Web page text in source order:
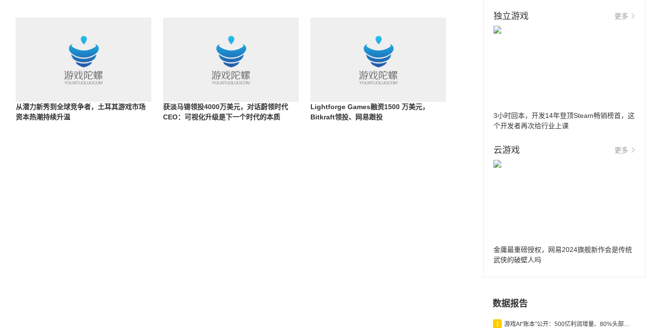
从潜力新秀到全球竞争者，土耳其游戏市场
资本热潮持续升温
获淡马锡领投4000万美元，对话蔚领时代
CEO：可视化升级是下一个时代的本质
Lightforge Games融资1500 万美元，
Bitkraft领投、网易跟投
独立游戏 更多
3小时回本，开发14年登顶Steam畅销榜首，这
个开发者再次给行业上课
云游戏 更多
金庸最重磅授权，网易2024旗舰新作会是传统
武侠的破壁人吗
数据报告
1 游戏AI“账本”公开：500亿利润增量、80%头部入局，谁在闷声发财？